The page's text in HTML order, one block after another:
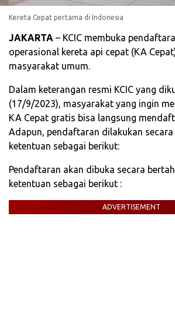
Kereta Cepat pertama di Indonesia
JAKARTA – KCIC membuka
operasional kereta api cepat (KA
masyarakat umum.
Dalam keterangan resmi KCIC yang
(17/9/2023), masyarakat yang ingin
KA Cepat gratis bisa langsung
Adapun, pendaftaran dilakukan
ketentuan sebagai berikut:
Pendaftaran akan dibuka secara
ketentuan sebagai berikut :
ADVERTISEMENT